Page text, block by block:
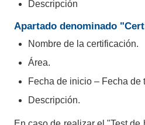
Tú eliges el empleo que más
a tus
Comienza tu
Explora ofertas de
Encuentra prácticas
Descripción
Apartado denominado
Nombre de la certificación.
Área.
Fecha de inicio – Fecha de
Descripción.